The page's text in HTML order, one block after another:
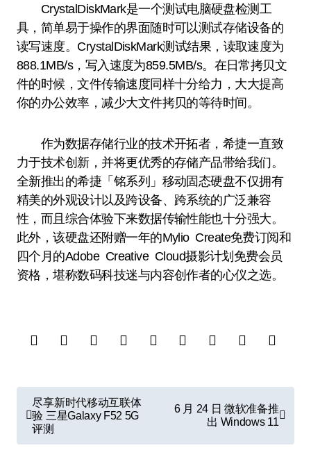
CrystalDiskMark是一个测试电脑硬盘检测工
具，简单易于操作的界面随时可以测试存储设备的
读写速度。CrystalDiskMark测试结果，读取速度为
888.1MB/s，写入速度为859.5MB/s。在日常拷贝文
件的时候，文件传输速度同样十分给力，大大提高
你的办公效率，减少大文件拷贝的等待时间。
作为数据存储行业的技术开拓者，希捷一直致
力于技术创新，并将更优秀的存储产品带给我们。
全新推出的希捷「铭系列」移动固态硬盘不仅拥有
精美的外观设计以及跨设备、跨系统的广泛兼容
性，而且综合体验下来数据传输性能也十分强大。
此外，该硬盘还附赠一年的Mylio Create免费订阅和
四个月的Adobe Creative Cloud摄影计划免费会员
资格，堪称数码科技迷与内容创作者的心仪之选。
章
导
尽享新时代移动互联体
验 三星Galaxy F52 5G
评测
6 月 24 日 微软准备推
出 Windows 11